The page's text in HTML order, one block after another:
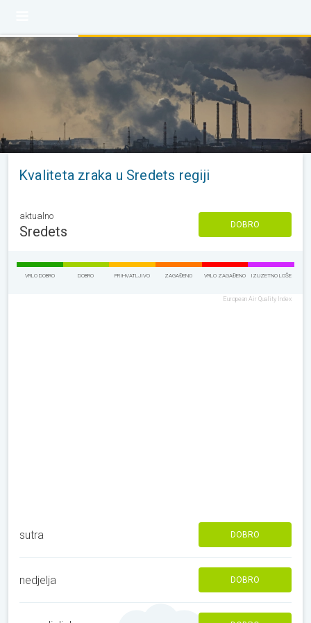
Kvaliteta zraka u Sredets regiji
aktualno
Sredets DOBRO
VRLO DOBRO DOBRO PRIHVATLJIVO ZAGAĐENO VRLO ZAGAĐENO IZUZETNO LOŠE
European Air Quality Index
sutra DOBRO
nedjelja DOBRO